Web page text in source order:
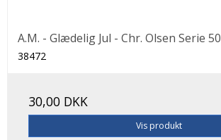
A.M. - Glædelig Jul - Chr. Olsen Serie 50
38472
30,00 DKK
Vis produkt